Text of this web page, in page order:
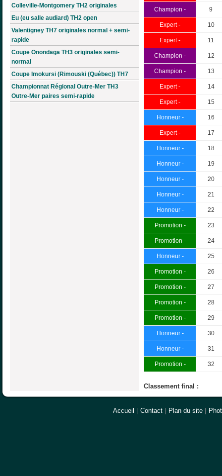
Colleville-Montgomery TH2 originales
Eu (eu salle audiard) TH2 open
Valentigney TH7 originales normal + semi-
rapide
Coupe Onondaga TH3 originales semi-
normal
Coupe Imokursi (Rimouski (Québec)) TH7
Championnat Régional Outre-Mer TH3
Outre-Mer paires semi-rapide
Champion - 9
Expert - 10
Expert - 11
Champion - 12
Champion - 13
Expert - 14
Expert - 15
Honneur - 16
Expert - 17
Honneur - 18
Honneur - 19
Honneur - 20
Honneur - 21
Honneur - 22
Promotion - 23
Promotion - 24
Honneur - 25
Promotion - 26
Promotion - 27
Promotion - 28
Promotion - 29
Honneur - 30
Honneur - 31
Promotion - 32
Classement final :
Accueil Contact Plan du site